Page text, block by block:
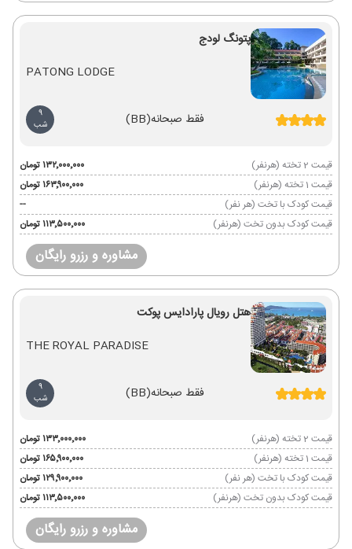
پتونگ لودج
PATONG LODGE
فقط صبحانه(BB)
9
شب
قیمت 2 تخته (هرنفر)
۱۳۲٬۰۰۰٬۰۰۰ تومان
قیمت 1 تخته (هرنفر)
۱۶۳٬۹۰۰٬۰۰۰ تومان
قیمت کودک با تخت (هر نفر)
--
قیمت کودک بدون تخت (هرنفر)
۱۱۳٬۵۰۰٬۰۰۰ تومان
مشاوره و رزرو رایگان
هتل رویال پارادایس پوکت
THE ROYAL PARADISE
فقط صبحانه(BB)
9
شب
قیمت 2 تخته (هرنفر)
۱۳۳٬۰۰۰٬۰۰۰ تومان
قیمت 1 تخته (هرنفر)
۱۶۵٬۹۰۰٬۰۰۰ تومان
قیمت کودک با تخت (هر نفر)
۱۲۹٬۹۰۰٬۰۰۰ تومان
قیمت کودک بدون تخت (هرنفر)
۱۱۳٬۵۰۰٬۰۰۰ تومان
مشاوره و رزرو رایگان